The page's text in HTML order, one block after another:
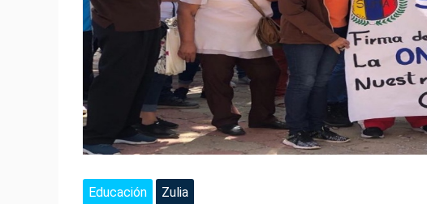
Educación Zulia